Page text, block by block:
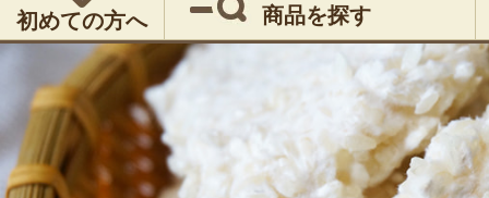
初めての方へ 商品を探す